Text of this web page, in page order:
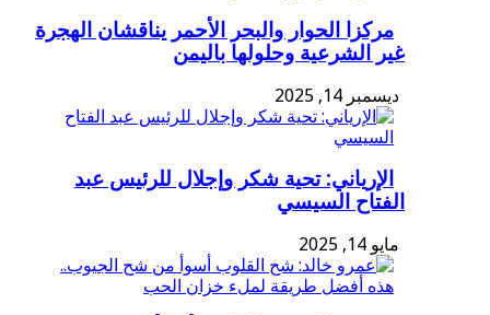
مركزا الحوار والبحر الأحمر يناقشان الهجرة
غير الشرعية وحلولها باليمن
ديسمبر 14, 2025
الإرياني: تحية شكر وإجلال للرئيس عبد
الفتاح السيسي
مايو 14, 2025